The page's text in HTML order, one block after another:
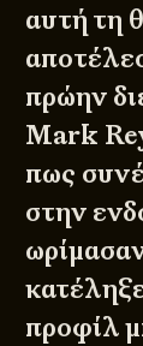
αυτή τη
πρώην
Mark
πως
στην
προφίλ